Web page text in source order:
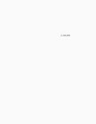
2,100,000